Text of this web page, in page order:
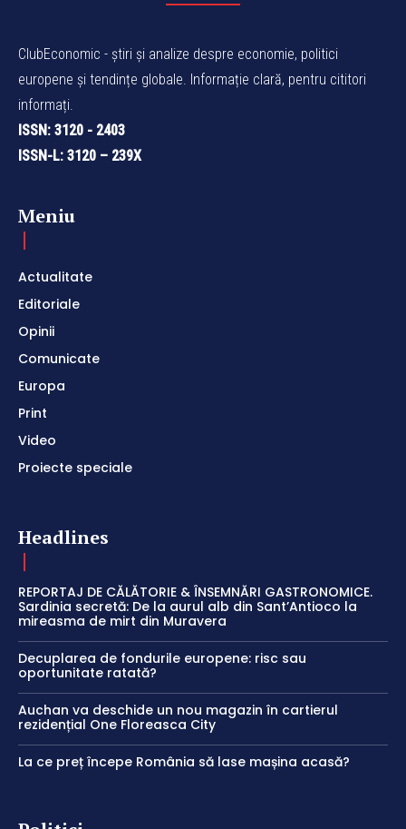
ClubEconomic - știri și analize despre economie, politici
europene și tendințe globale. Informație clară, pentru cititori
informați.
ISSN: 3120 - 2403
ISSN-L: 3120 – 239X
Meniu
Actualitate
Editoriale
Opinii
Comunicate
Europa
Print
Video
Proiecte speciale
Headlines
REPORTAJ DE CĂLĂTORIE & ÎNSEMNĂRI GASTRONOMICE.
Sardinia secretă: De la aurul alb din Sant’Antioco la
mireasma de mirt din Muravera
Decuplarea de fondurile europene: risc sau
oportunitate ratată?
Auchan va deschide un nou magazin în cartierul
rezidențial One Floreasca City
La ce preț începe România să lase mașina acasă?